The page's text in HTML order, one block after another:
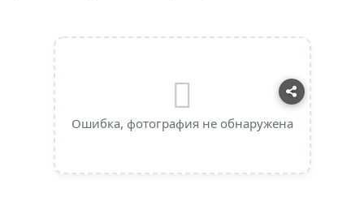
Ошибка, фотография не обнаружена